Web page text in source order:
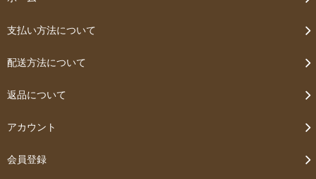
支払い方法について
配送方法について
返品について
アカウント
会員登録